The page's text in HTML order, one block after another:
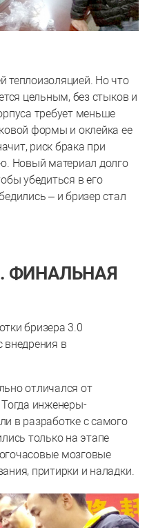
теплоизоляцией. Но что
цельным, без стыков и
требует меньше
формы и оклейка ее
риск брака при
Новый материал долго
убедиться в его
– и бризер стал
ФИНАЛЬНАЯ
бризера 3.0
внедрения в
отличался от
инженеры-
в разработке с самого
только на этапе
мозговые
притирки и наладки.